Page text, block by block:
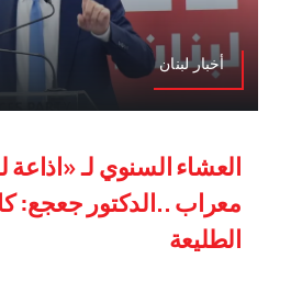
أخبار لبنان
العشاء السنوي لـ «اذاعة
معراب ..الدكتور جعجع:
الطليعة